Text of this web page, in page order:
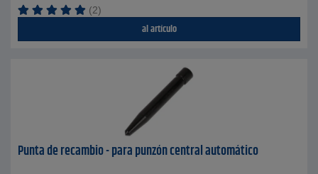
(2)
al artículo
Punta de recambio - para punzón central automático